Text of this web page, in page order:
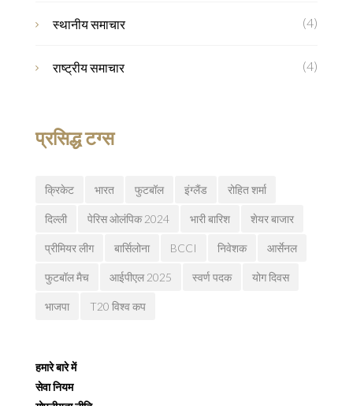
स्थानीय समाचार (4)
राष्ट्रीय समाचार (4)
प्रसिद्ध टग्स
क्रिकेट भारत फुटबॉल इंग्लैंड रोहित शर्मा
दिल्ली पेरिस ओलंपिक 2024 भारी बारिश शेयर बाजार
प्रीमियर लीग बार्सिलोना BCCI निवेशक आर्सेनल
फुटबॉल मैच आईपीएल 2025 स्वर्ण पदक योग दिवस
भाजपा T20 विश्व कप
हमारे बारे में
सेवा नियम